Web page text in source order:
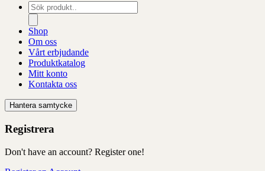
Produktsökning
Shop
Om oss
Vårt erbjudande
Produktkatalog
Mitt konto
Kontakta oss
Hantera samtycke
Registrera
Don't have an account? Register one!